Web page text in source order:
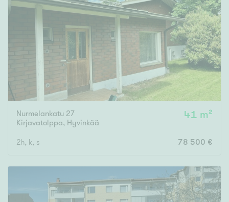
Nurmelankatu 27
Kirjavatolppa, Hyvinkää
41 m²
2h, k, s 78 500 €